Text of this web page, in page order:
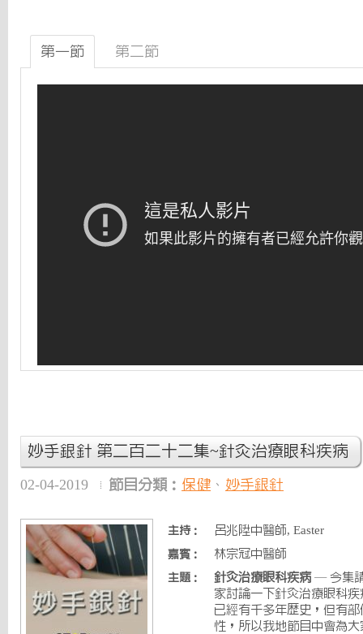
第一節 第二節
妙手銀針 第二百二十二集~針灸治療眼科疾病
02-04-2019 節目分類： 保健 、 妙手銀針
主持： 呂兆陞中醫師, Easter
嘉賓： 林宗冠中醫師
主題： 針灸治療眼科疾病— 今集請
家討論一下針灸治療眼科
已經有千多年歴史，但有
性，所以我地節目中會為